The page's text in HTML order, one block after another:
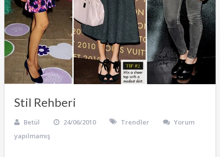
Stil Rehberi
Betül 24/06/2010 Trendler
Yorum
yapılmamış